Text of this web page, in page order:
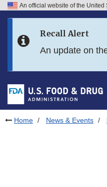
Skip to FDA Search
Skip to footer links
An official website of the United
Recall Alert
An update on
Home News & Events